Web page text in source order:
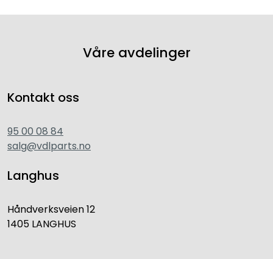
Våre avdelinger
Kontakt oss
95 00 08 84
salg@vdlparts.no
Langhus
Håndverksveien 12
1405 LANGHUS